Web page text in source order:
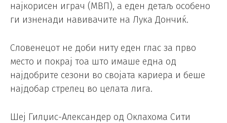
најкорисен играч (MВП), а еден детаљ особено
ги изненади навивачите на Лука Дончиќ.
Словенецот не доби ниту еден глас за прво
место и покрај тоа што имаше една од
најдобрите сезони во својата кариера и беше
најдобар стрелец во целата лига.
Шеј Гилџис-Александер од Оклахома Сити